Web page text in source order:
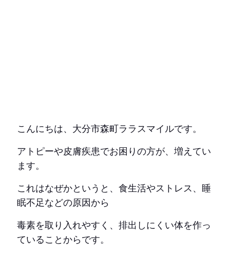
こんにちは、大分市森町ララスマイルです。
アトピーや皮膚疾患でお困りの方が、増えてい
ます。
これはなぜかというと、食生活やストレス、睡
眠不足などの原因から
毒素を取り入れやすく、排出しにくい体を作っ
ていることからです。